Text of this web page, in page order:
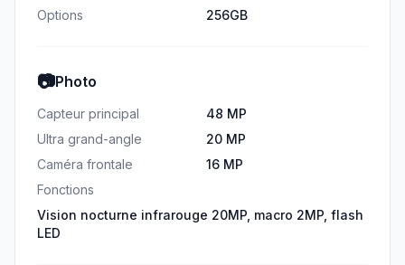
Options 256GB
📷Photo
Capteur principal
48 MP
Ultra grand-angle
20 MP
Caméra frontale
16 MP
Fonctions
Vision nocturne infrarouge 20MP, macro 2MP, flash
LED